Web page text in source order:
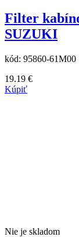
Filter
SUZUKI
kód: 95860-61M00
19.19 €
Kúpiť
Nie je skladom